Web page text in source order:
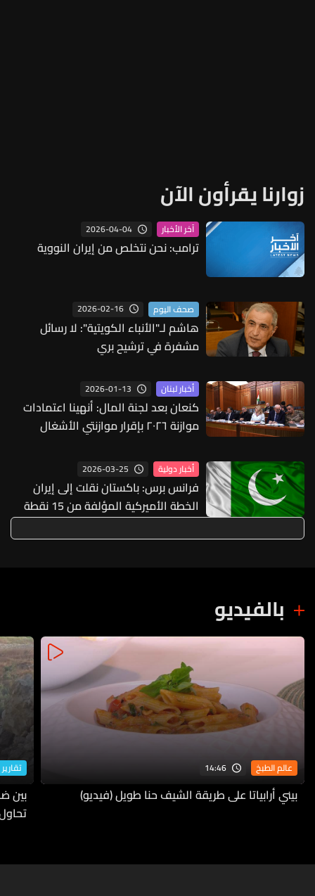
زوارنا يقرأون الآن
آخر الأخبار 2026-04-04
ترامب: نحن نتخلص من إيران النووية
صحف اليوم 2026-02-16
هاشم لـ"الأنباء الكويتية": لا رسائل
مشفرة في ترشيح بري
أخبار لبنان 2026-01-13
كنعان بعد لجنة المال: أنهينا اعتمادات
موازنة ٢٠٢٦ بإقرار موازنتي الأشغال
أخبار دولية 2026-03-25
فرانس برس: باكستان نقلت إلى إيران
الخطة الأميركية المؤلفة من 15 نقطة
لإنهاء الحرب
بالفيديو
عالم الطبخ 14:46
بيني أرابياتا على طريقة الشيف حنا طويل (فيديو)
بين